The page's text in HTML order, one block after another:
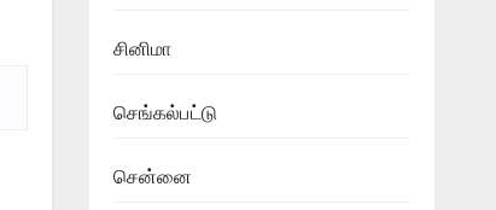
சினிமா
செங்கல்பட்டு
சென்னை